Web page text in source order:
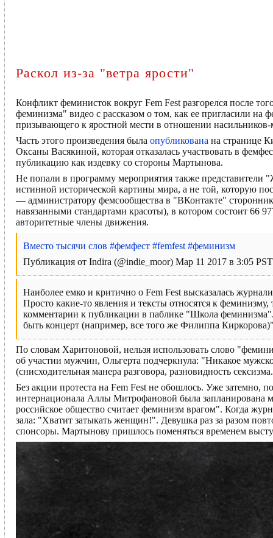
Раскол из-за "ветра ярости"
Конфликт феминисток вокруг Fem Fest разгорелся после
феминизма" видео с рассказом о том, как ее пригласили на
призывающего к яростной мести в отношении
Часть этого произведения была опубликована на странице
Оксаны Васякиной, которая отказалась участвовать в
публикацию как издевку со стороны Мартынова.
Не попали в программу мероприятия также
истинной исторической картины мира, а не той, которую
— администратору фемсообщества в "ВКонтакте"
навязанными стандартами красоты), в котором состоит 66
авторитетные члены движения.
Вместо тысячи слов #фемфест #femfest #феминизм
Публикация от Indira (@indie_moor) Мар 11 2017 в 3:05 PST
Наиболее емко и критично о Fem Fest высказалась
Просто какие-то явления и тексты относятся к
комментарии к публикации в паблике "Школа
быть концерт (например, все того же Филиппа
По словам Харитоновой, нельзя использовать слово
об участии мужчин, Ольгерта подчеркнула: "Никакое
(снисходительная манера разговора, разновидность
Без акции протеста на Fem Fest не обошлось. Уже затемно,
интернационала Аллы Митрофановой была
российское общество считает феминизм врагом". Когда
зала: "Хватит затыкать женщин!". Девушка раз за разом
спонсоры. Мартынову пришлось поменяться временем